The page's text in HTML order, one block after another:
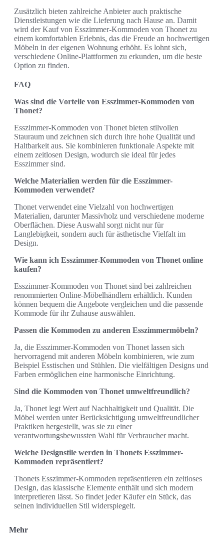
Zusätzlich bieten zahlreiche Anbieter auch praktische
Dienstleistungen wie die Lieferung nach Hause an. Damit
wird der Kauf von Esszimmer-Kommoden von Thonet zu
einem komfortablen Erlebnis, das die Freude an hochwertigen
Möbeln in der eigenen Wohnung erhöht. Es lohnt sich,
verschiedene Online-Plattformen zu erkunden, um die beste
Option zu finden.
FAQ
Was sind die Vorteile von Esszimmer-Kommoden von
Thonet?
Esszimmer-Kommoden von Thonet bieten stilvollen
Stauraum und zeichnen sich durch ihre hohe Qualität und
Haltbarkeit aus. Sie kombinieren funktionale Aspekte mit
einem zeitlosen Design, wodurch sie ideal für jedes
Esszimmer sind.
Welche Materialien werden für die Esszimmer-
Kommoden verwendet?
Thonet verwendet eine Vielzahl von hochwertigen
Materialien, darunter Massivholz und verschiedene moderne
Oberflächen. Diese Auswahl sorgt nicht nur für
Langlebigkeit, sondern auch für ästhetische Vielfalt im
Design.
Wie kann ich Esszimmer-Kommoden von Thonet online
kaufen?
Esszimmer-Kommoden von Thonet sind bei zahlreichen
renommierten Online-Möbelhändlern erhältlich. Kunden
können bequem die Angebote vergleichen und die passende
Kommode für ihr Zuhause auswählen.
Passen die Kommoden zu anderen Esszimmermöbeln?
Ja, die Esszimmer-Kommoden von Thonet lassen sich
hervorragend mit anderen Möbeln kombinieren, wie zum
Beispiel Esstischen und Stühlen. Die vielfältigen Designs und
Farben ermöglichen eine harmonische Einrichtung.
Sind die Kommoden von Thonet umweltfreundlich?
Ja, Thonet legt Wert auf Nachhaltigkeit und Qualität. Die
Möbel werden unter Berücksichtigung umweltfreundlicher
Praktiken hergestellt, was sie zu einer
verantwortungsbewussten Wahl für Verbraucher macht.
Welche Designstile werden in Thonets Esszimmer-
Kommoden repräsentiert?
Thonets Esszimmer-Kommoden repräsentieren ein zeitloses
Design, das klassische Elemente enthält und sich modern
interpretieren lässt. So findet jeder Käufer ein Stück, das
seinen individuellen Stil widerspiegelt.
Mehr